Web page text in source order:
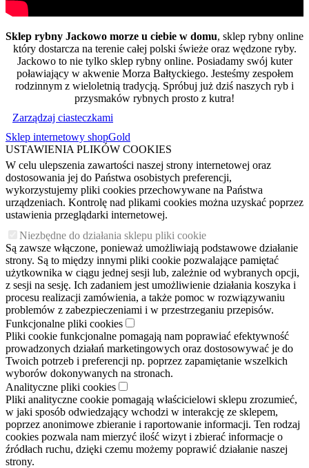
Sklep rybny Jackowo morze u ciebie w domu, sklep rybny online
który dostarcza na terenie całej polski świeże oraz wędzone ryby.
Jackowo to nie tylko sklep rybny online. Posiadamy swój kuter
poławiający w akwenie Morza Bałtyckiego. Jesteśmy zespołem
rodzinnym z wieloletnią tradycją. Spróbuj już dziś naszych ryb i
przysmaków rybnych prosto z kutra!
Zarządzaj ciasteczkami
Sklep internetowy shopGold
USTAWIENIA PLIKÓW COOKIES
W celu ulepszenia zawartości naszej strony internetowej oraz
dostosowania jej do Państwa osobistych preferencji,
wykorzystujemy pliki cookies przechowywane na Państwa
urządzeniach. Kontrolę nad plikami cookies można uzyskać poprzez
ustawienia przeglądarki internetowej.
Niezbędne do działania sklepu pliki cookie
Są zawsze włączone, ponieważ umożliwiają podstawowe działanie
strony. Są to między innymi pliki cookie pozwalające pamiętać
użytkownika w ciągu jednej sesji lub, zależnie od wybranych opcji,
z sesji na sesję. Ich zadaniem jest umożliwienie działania koszyka i
procesu realizacji zamówienia, a także pomoc w rozwiązywaniu
problemów z zabezpieczeniami i w przestrzeganiu przepisów.
Funkcjonalne pliki cookies
Pliki cookie funkcjonalne pomagają nam poprawiać efektywność
prowadzonych działań marketingowych oraz dostosowywać je do
Twoich potrzeb i preferencji np. poprzez zapamiętanie wszelkich
wyborów dokonywanych na stronach.
Analityczne pliki cookies
Pliki analityczne cookie pomagają właścicielowi sklepu zrozumieć,
w jaki sposób odwiedzający wchodzi w interakcję ze sklepem,
poprzez anonimowe zbieranie i raportowanie informacji. Ten rodzaj
cookies pozwala nam mierzyć ilość wizyt i zbierać informacje o
źródłach ruchu, dzięki czemu możemy poprawić działanie naszej
strony.